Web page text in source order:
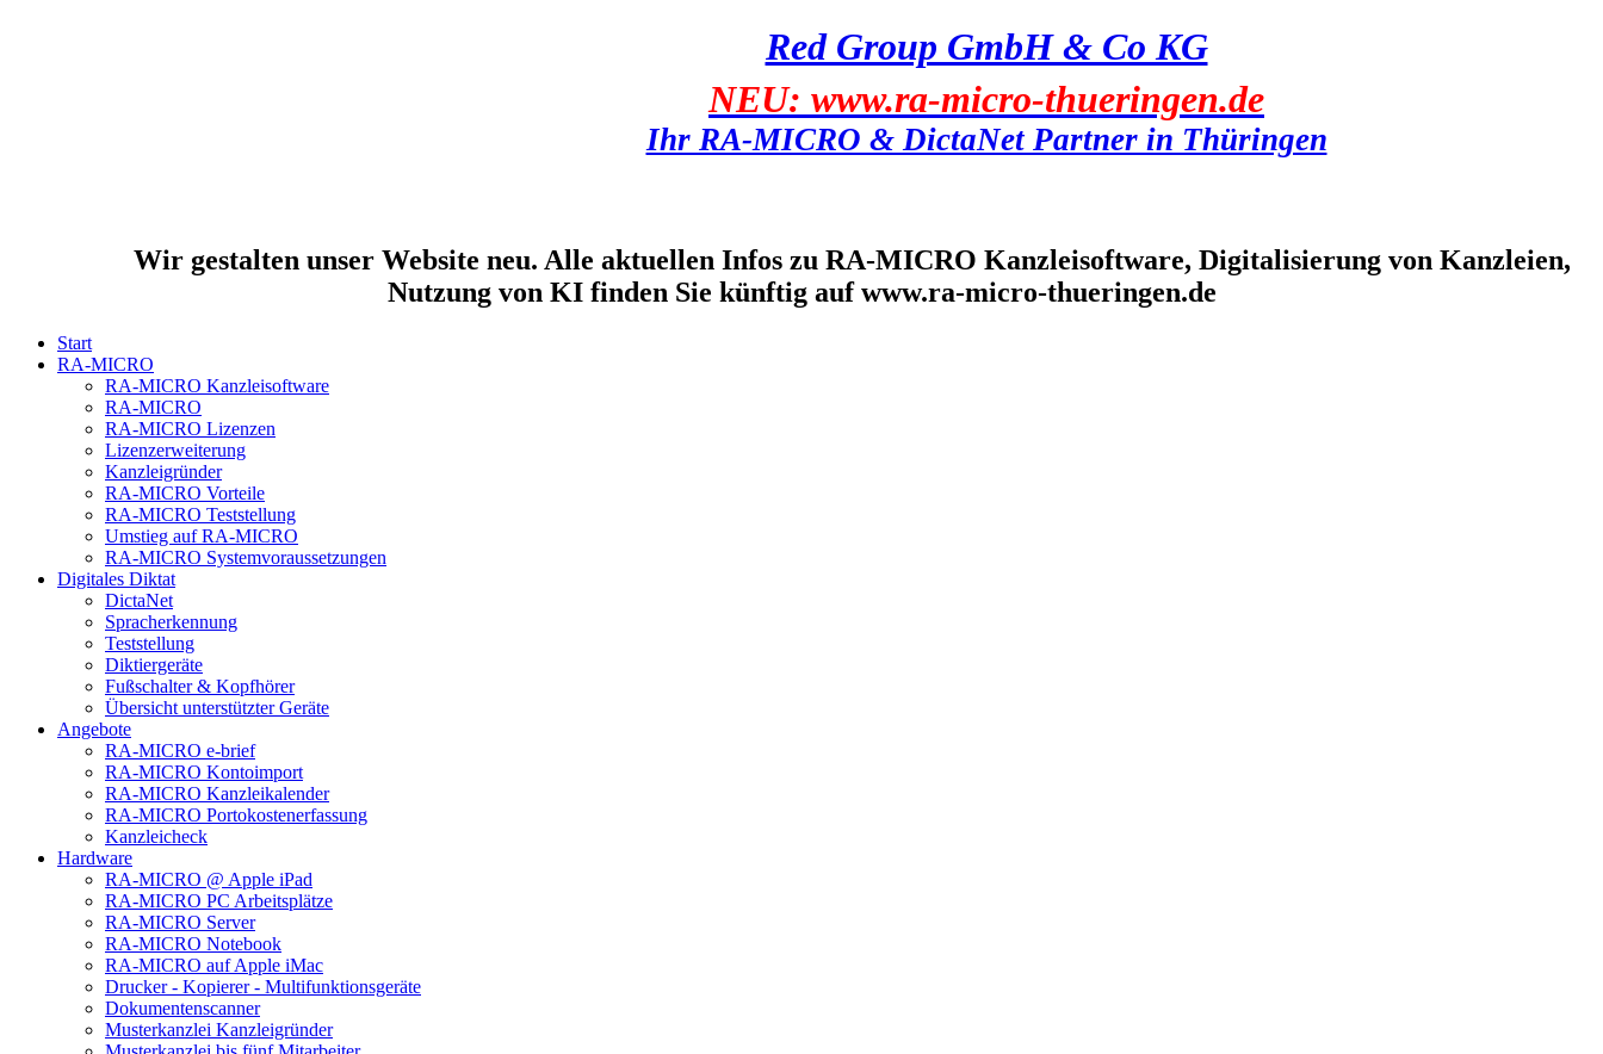
Red Group GmbH & Co KG
NEU: www.ra-micro-thueringen.de
Ihr RA-MICRO & DictaNet Partner in Thüringen
Wir gestalten unser Website neu. Alle aktuellen Infos zu RA-MICRO Kanzleisoftware, Digitalisierung von Kanzleien,
Nutzung von KI finden Sie künftig auf www.ra-micro-thueringen.de
Start
RA-MICRO
RA-MICRO Kanzleisoftware
RA-MICRO
RA-MICRO Lizenzen
Lizenzerweiterung
Kanzleigründer
RA-MICRO Vorteile
RA-MICRO Teststellung
Umstieg auf RA-MICRO
RA-MICRO Systemvoraussetzungen
Digitales Diktat
DictaNet
Spracherkennung
Teststellung
Diktiergeräte
Fußschalter & Kopfhörer
Übersicht unterstützter Geräte
Angebote
RA-MICRO e-brief
RA-MICRO Kontoimport
RA-MICRO Kanzleikalender
RA-MICRO Portokostenerfassung
Kanzleicheck
Hardware
RA-MICRO @ Apple iPad
RA-MICRO PC Arbeitsplätze
RA-MICRO Server
RA-MICRO Notebook
RA-MICRO auf Apple iMac
Drucker - Kopierer - Multifunktionsgeräte
Dokumentenscanner
Musterkanzlei Kanzleigründer